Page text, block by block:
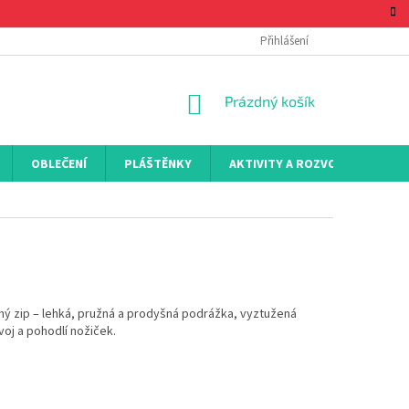
Přihlášení
NÁKUPNÍ
Prázdný košík
OBLEČENÍ PLÁŠTĚNKY AKTIVITY A ROZVOJ
zip – lehká, pružná a prodyšná podrážka, vyztužená
a pohodlí nožiček.